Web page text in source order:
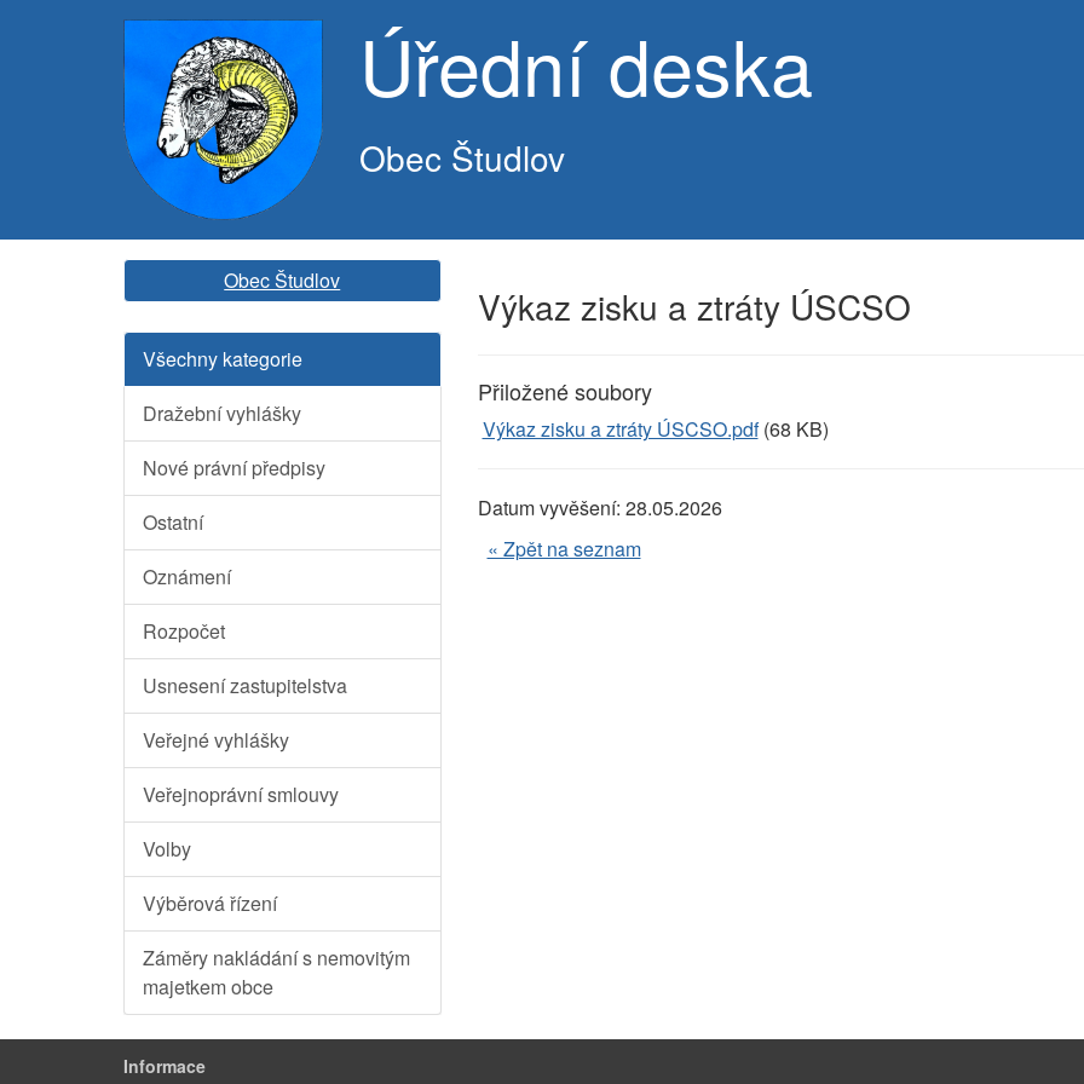
Úřední deska
Obec Študlov
Obec Študlov
Všechny kategorie
Dražební vyhlášky
Nové právní předpisy
Ostatní
Oznámení
Rozpočet
Usnesení zastupitelstva
Veřejné vyhlášky
Veřejnoprávní smlouvy
Volby
Výběrová řízení
Záměry nakládání s nemovitým
majetkem obce
Výkaz zisku a ztráty ÚSCSO
Přiložené soubory
Výkaz zisku a ztráty ÚSCSO.pdf(68 KB)
Datum vyvěšení: 28.05.2026
« Zpět na seznam
Informace